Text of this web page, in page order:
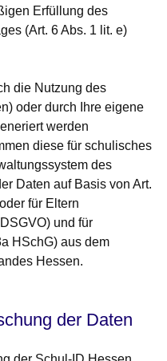
Erfüllung des
(Art. 6 Abs. 1 lit. e)
die Nutzung des
oder durch Ihre eigene
werden
diese für schulisches
des
Daten auf Basis von Art.
für Eltern
und für
HSchG) aus dem
Hessen.
der Daten